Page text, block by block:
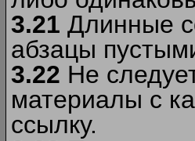
3.21 Длинные
абзацы
3.22 Не
материалы c
ссылку.